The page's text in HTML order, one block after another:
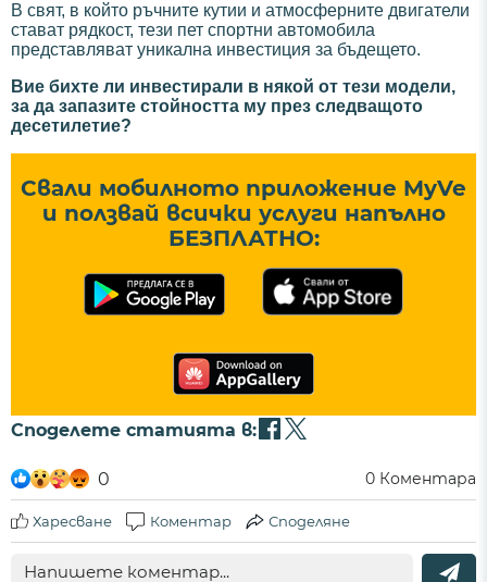
В свят, в който ръчните кутии и атмосферните двигатели
стават рядкост, тези пет спортни автомобила
представляват уникална инвестиция за бъдещето.
Вие бихте ли инвестирали в някой от тези модели,
за да запазите стойността му през следващото
десетилетие?
Свали мобилното приложение MyVe
и ползвай всички услуги напълно
БЕЗПЛАТНО:
Споделете статията в:
0 0 Коментара
Харесване Коментар Споделяне